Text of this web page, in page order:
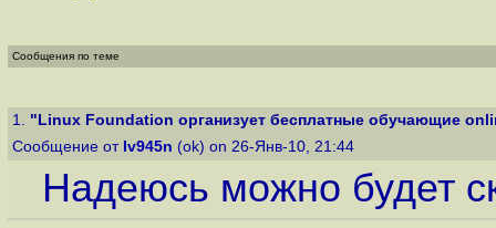
Сообщения по теме
1. "Linux Foundation организует бесплатные обучающие
Сообщение от Iv945n (ok) on 26-Янв-10, 21:44
Надеюсь можно будет